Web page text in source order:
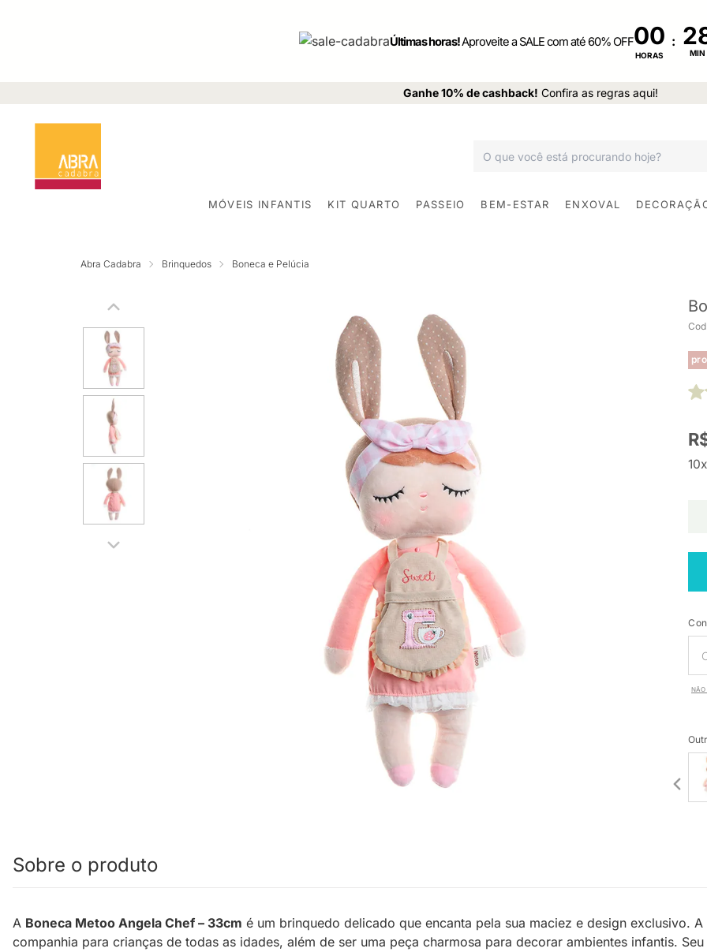
Últimas horas!Aproveite a SALE com até 60% OFF00
HORAS
:
MIN
Ganhe 10% de cashback! Confira as regras aqui!
MÓVEIS INFANTIS KIT QUARTO PASSEIO BEM-ESTAR ENXOVAL
Abra Cadabra Brinquedos Boneca e Pelúcia
NÃO
Sobre o produto
A Boneca Metoo Angela Chef – 33cm é um brinquedo delicado que encanta pela sua maciez e design exclusivo.
companhia para crianças de todas as idades, além de ser uma peça charmosa para decorar ambientes infantis.